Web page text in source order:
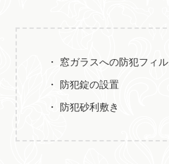
窓ガラスへの防犯フィ
防犯錠の設置
防犯砂利敷き